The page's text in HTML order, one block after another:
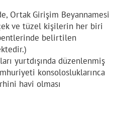
Ortak Girişim Beyannamesi
ve tüzel kişilerin her biri
belirtilen
yurtdışında düzenlenmiş
konsolosluklarınca
havi olması